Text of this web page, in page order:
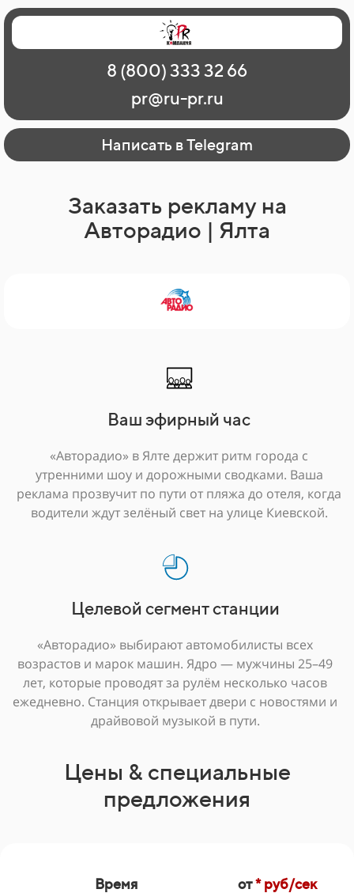
Главная
Наши работы
О рекламе
Регионы
Контакты
8 (800) 333 32 66
pr@ru-pr.ru
Написать в Telegram
Заказать рекламу на
Авторадио | Ялта
Ваш эфирный час
«Авторадио» в Ялте держит ритм города с
утренними шоу и дорожными сводками. Ваша
реклама прозвучит по пути от пляжа до отеля, когда
водители ждут зелёный свет на улице Киевской.
Целевой сегмент станции
«Авторадио» выбирают автомобилисты всех
возрастов и марок машин. Ядро — мужчины 25–49
лет, которые проводят за рулём несколько часов
ежедневно. Станция открывает двери с новостями и
драйвовой музыкой в пути.
Цены & специальные
предложения
Время от* руб/сек